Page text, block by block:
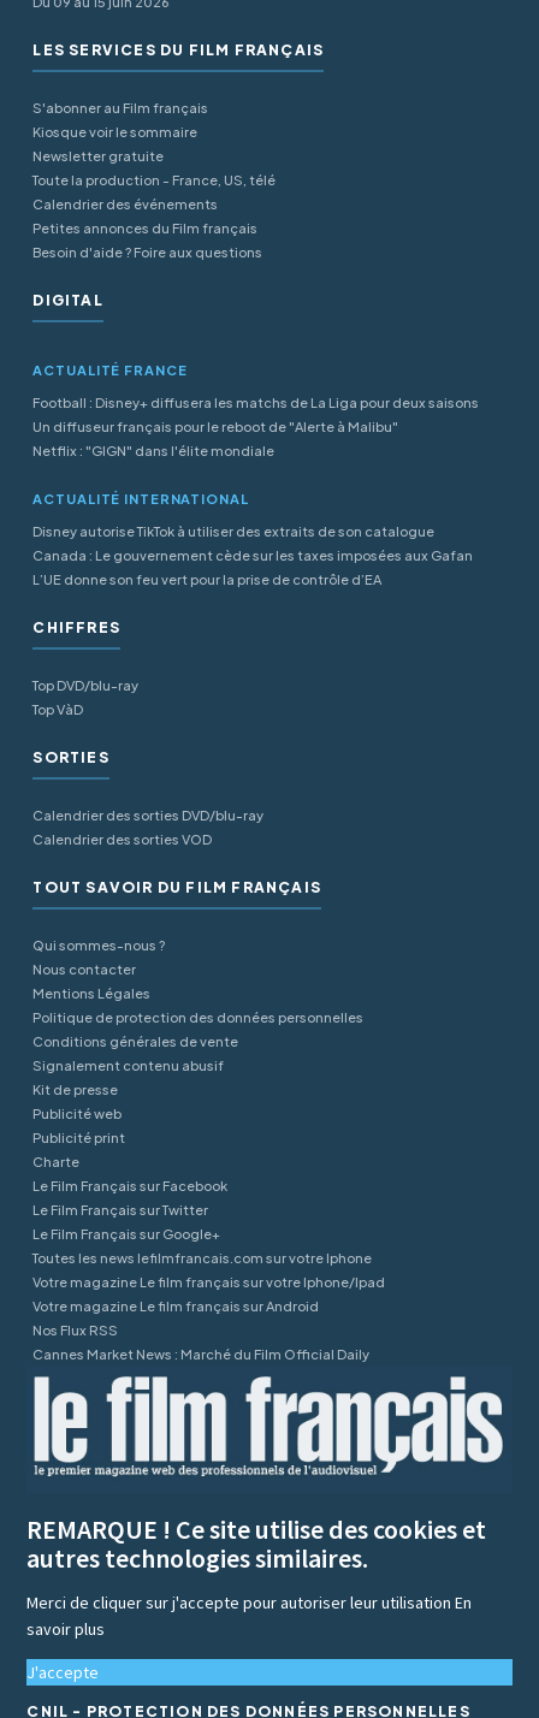
LES SERVICES DU FILM FRANÇAIS
S'abonner au Film français
Kiosque voir le sommaire
Newsletter gratuite
Toute la production - France, US, télé
Calendrier des événements
Petites annonces du Film français
Besoin d'aide ? Foire aux questions
DIGITAL
ACTUALITÉ FRANCE
Football : Disney+ diffusera les matchs de La Liga pour deux saisons
Un diffuseur français pour le reboot de "Alerte à Malibu"
Netflix : "GIGN" dans l'élite mondiale
ACTUALITÉ INTERNATIONAL
Disney autorise TikTok à utiliser des extraits de son catalogue
Canada : Le gouvernement cède sur les taxes imposées aux Gafan
L’UE donne son feu vert pour la prise de contrôle d’EA
CHIFFRES
Top DVD/blu-ray
Top VàD
SORTIES
Calendrier des sorties DVD/blu-ray
Calendrier des sorties VOD
TOUT SAVOIR DU FILM FRANÇAIS
Qui sommes-nous ?
Nous contacter
Mentions Légales
Politique de protection des données personnelles
Conditions générales de vente
Signalement contenu abusif
Kit de presse
Publicité web
Publicité print
Charte
Le Film Français sur Facebook
Le Film Français sur Twitter
Le Film Français sur Google+
Toutes les news lefilmfrancais.com sur votre Iphone
Votre magazine Le film français sur votre Iphone/Ipad
Votre magazine Le film français sur Android
Nos Flux RSS
Cannes Market News : Marché du Film Official Daily
REMARQUE ! Ce site utilise des cookies et
autres technologies similaires.
Merci de cliquer sur j'accepte pour autoriser leur utilisationEn
savoir plus
J'accepte
CNIL - PROTECTION DES DONNÉES PERSONNELLES